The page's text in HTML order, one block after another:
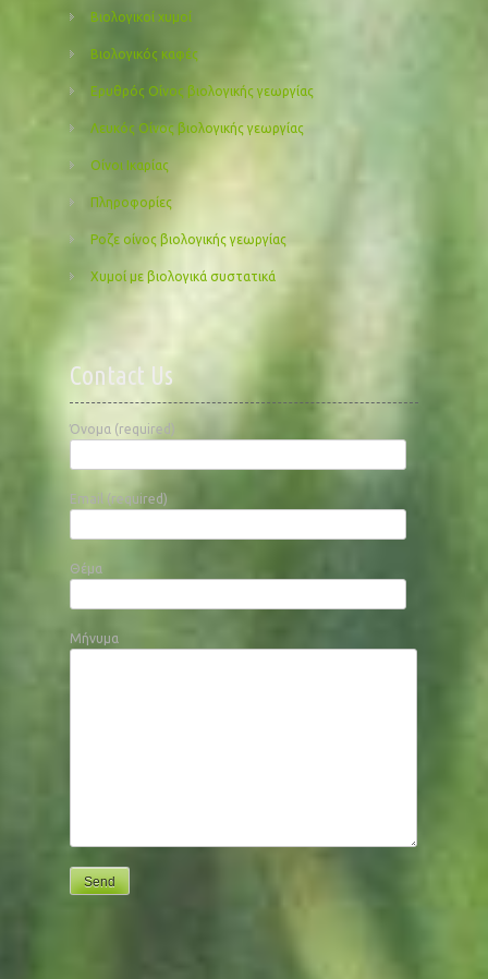
Βιολογικοί χυμοί
Βιολογικός καφές
Ερυθρός Οίνος βιολογικής γεωργίας
Λευκός Οίνος βιολογικής γεωργίας
Οίνοι Ικαρίας
Πληροφορίες
Ροζε οίνος βιολογικής γεωργίας
Χυμοί με βιολογικά συστατικά
Contact Us
Όνομα (required)
Email (required)
Θέμα
Μήνυμα